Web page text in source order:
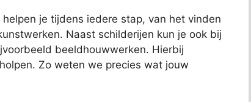
je tijdens iedere stap, van het vinden
Naast schilderijen kun je ook bij
beeldhouwwerken. Hierbij
Zo weten we precies wat jouw